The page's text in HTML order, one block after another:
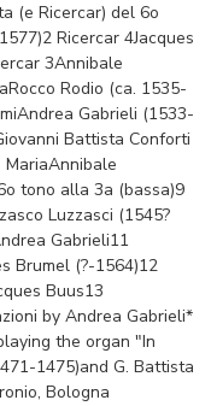
(e Ricercar) del 6o
Ricercar 4Jacques
3Annibale
Rodio (ca. 1535-
Gabrieli (1533-
Battista Conforti
tono alla 3a (bassa)9
Luzzasci (1545?
Gabrieli11
Brumel (?-1564)12
Buus13
by Andrea Gabrieli*
the organ "In
1475)and G. Battista
Bologna